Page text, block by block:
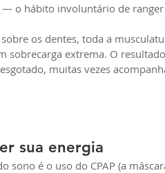
— o hábito involuntário de
os dentes, toda a
sobrecarga extrema. O
muitas vezes
sua energia
sono é o uso do CPAP (a